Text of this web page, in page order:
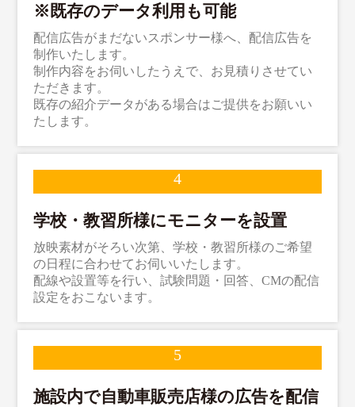
※既存のデータ利用も可能
配信広告がまだないスポンサー様へ、配信広告を
制作いたします。
制作内容をお伺いしたうえで、お見積りさせてい
ただきます。
既存の紹介データがある場合はご提供をお願いい
たします。
学校・教習所様にモニターを設置
放映素材がそろい次第、学校・教習所様のご希望
の日程に合わせてお伺いいたします。
配線や設置等を行い、試験問題・回答、CMの配信
設定をおこないます。
施設内で自動車販売店様の広告を配信